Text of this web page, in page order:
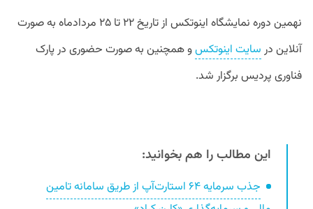
نهمین دوره نمایشگاه اینوتکس از تاریخ ۲۲ تا ۲۵ مردادماه به صورت
آنلاین در سایت اینوتکسو همچنین به صورت حضوری در پارک
فناوری پردیس برگزار شد.
این مطالب را هم بخوانید:
جذب سرمایه ۶۴ استارت‌آپ از طریق سامانه تامین